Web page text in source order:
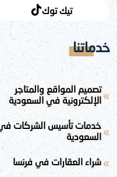
تيك توك
خدماتنا
تصميم المواقع والمتاجر
الإلكترونية في السعودية
خدمات تأسيس الشركات
السعودية
شراء العقارات في فرنسا